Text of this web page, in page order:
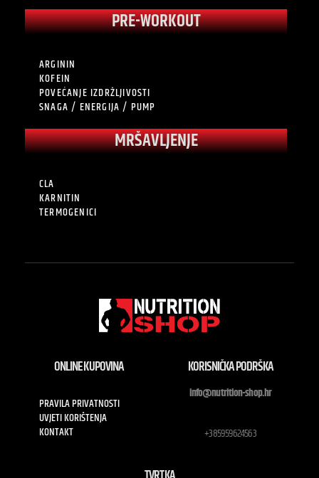
PRE-WORKOUT
ARGININ
KOFEIN
POVEĆANJE IZDRŽLJIVOSTI
SNAGA / ENERGIJA / PUMP
MRŠAVLJENJE
CLA
KARNITIN
TERMOGENICI
ONLINE KUPOVINA
PRAVILA PRIVATNOSTI
UVJETI KORIŠTENJA
KONTAKT
KORISNIČKA PODRŠKA
info@nutrition-shop.hr
+385959624563